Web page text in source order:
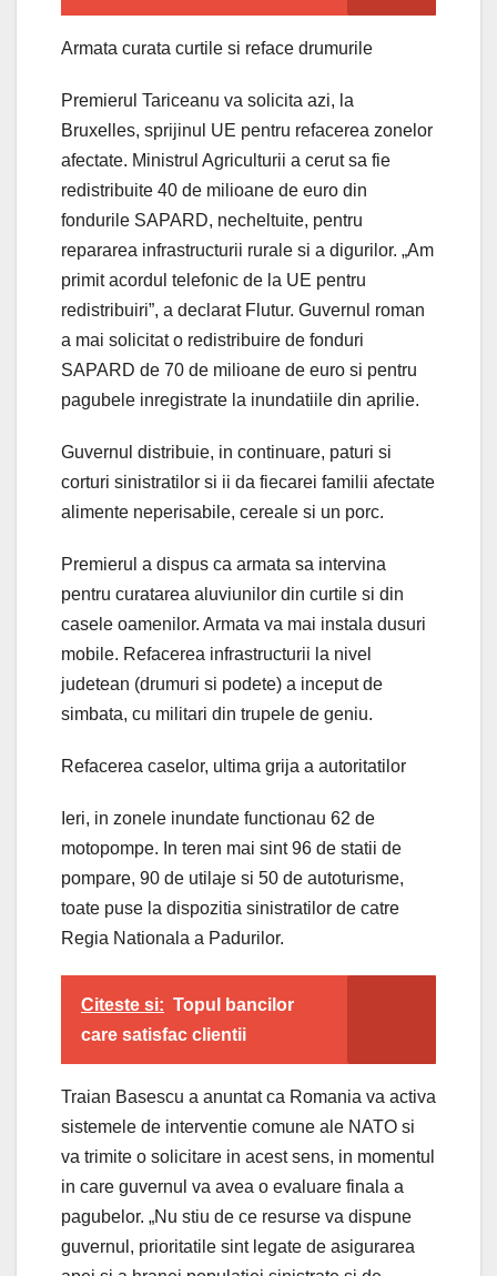
Armata curata curtile si reface drumurile
Premierul Tariceanu va solicita azi, la
Bruxelles, sprijinul UE pentru refacerea zonelor
afectate. Ministrul Agriculturii a cerut sa fie
redistribuite 40 de milioane de euro din
fondurile SAPARD, necheltuite, pentru
repararea infrastructurii rurale si a digurilor. „Am
primit acordul telefonic de la UE pentru
redistribuiri”, a declarat Flutur. Guvernul roman
a mai solicitat o redistribuire de fonduri
SAPARD de 70 de milioane de euro si pentru
pagubele inregistrate la inundatiile din aprilie.
Guvernul distribuie, in continuare, paturi si
corturi sinistratilor si ii da fiecarei familii afectate
alimente neperisabile, cereale si un porc.
Premierul a dispus ca armata sa intervina
pentru curatarea aluviunilor din curtile si din
casele oamenilor. Armata va mai instala dusuri
mobile. Refacerea infrastructurii la nivel
judetean (drumuri si podete) a inceput de
simbata, cu militari din trupele de geniu.
Refacerea caselor, ultima grija a autoritatilor
Ieri, in zonele inundate functionau 62 de
motopompe. In teren mai sint 96 de statii de
pompare, 90 de utilaje si 50 de autoturisme,
toate puse la dispozitia sinistratilor de catre
Regia Nationala a Padurilor.
Citeste si: Topul bancilor
care satisfac clientii
Traian Basescu a anuntat ca Romania va activa
sistemele de interventie comune ale NATO si
va trimite o solicitare in acest sens, in momentul
in care guvernul va avea o evaluare finala a
pagubelor. „Nu stiu de ce resurse va dispune
guvernul, prioritatile sint legate de asigurarea